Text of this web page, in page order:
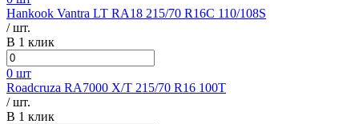
Hankook Vantra LT RA18 215/70 R16C 110/108S
/ шт.
В 1 клик
0 шт
Roadcruza RA7000 X/T 215/70 R16 100T
/ шт.
В 1 клик